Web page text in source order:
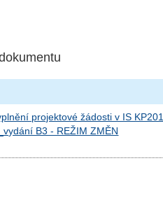
projektové žádosti v IS
B3 - REŽIM ZMĚN